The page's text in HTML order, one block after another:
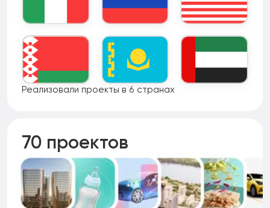
Реализовали проекты в 6 странах
70 проектов